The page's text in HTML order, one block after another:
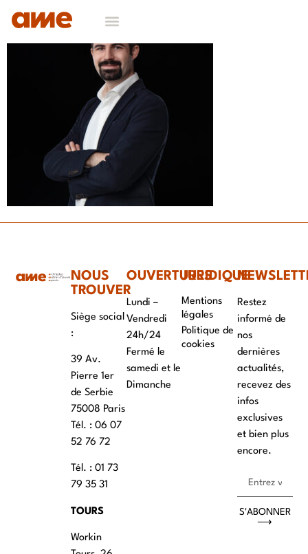
NOUS
TROUVER
Siège social
:
39 Av.
Pierre 1er
de Serbie
75008 Paris
Tél. : ‭06 07
52 76 72
Tél. : 01 73
79 35 31
TOURS
Workin
OUVERTURES
Lundi –
Vendredi
24h/24
Fermé le
samedi et le
Dimanche
JURIDIQUE
Mentions
légales
Politique de
cookies
Restez
informé de
nos
dernières
actualités,
recevez des
infos
exclusives
et bien plus
encore.
S'ABONNER
⟶